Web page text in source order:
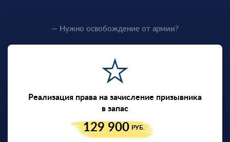
— Нужно освобождение от армии?
Реализация права на зачисление призывника
в запас
129 900 РУБ.